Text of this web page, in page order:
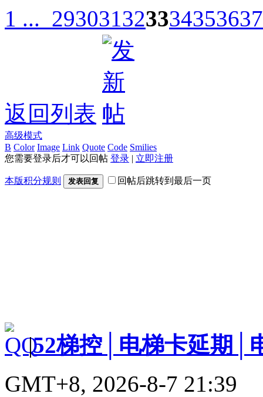
1 ... 293031323334353637
返回列表
高级模式
B Color Image Link Quote Code Smilies
您需要登录后才可以回帖 登录 | 立即注册
本版积分规则 发表回复 回帖后跳转到最后一页
|52梯控│电梯卡延期│
GMT+8, 2026-8-7 21:39